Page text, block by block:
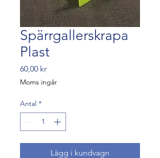
Spärrgallerskrapa
Plast
60,00 krPris
Moms ingår
Antal *
Lägg i kundvagn